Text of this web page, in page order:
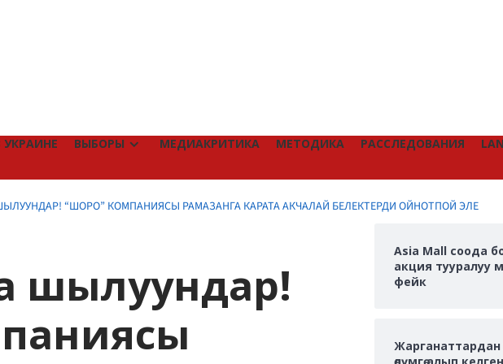
ВЫБОРЫ МЕДИАКРИТИКА МЕТОДИКА РАССЛЕДОВАНИЯ
“ШОРО” КОМПАНИЯСЫ РАМАЗАНГА КАРАТА АКЧАЛАЙ БЕЛЕКТЕРДИ ОЙНОТПОЙ ЭЛЕ
шылуундар!
Asia Mall соода
акция тууралуу
фейк